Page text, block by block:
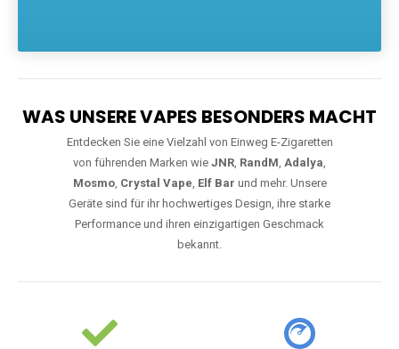
WAS UNSERE VAPES BESONDERS MACHT
Entdecken Sie eine Vielzahl von Einweg E-Zigaretten
von führenden Marken wie JNR, RandM, Adalya,
Mosmo, Crystal Vape, Elf Bar und mehr. Unsere
Geräte sind für ihr hochwertiges Design, ihre starke
Performance und ihren einzigartigen Geschmack
bekannt.